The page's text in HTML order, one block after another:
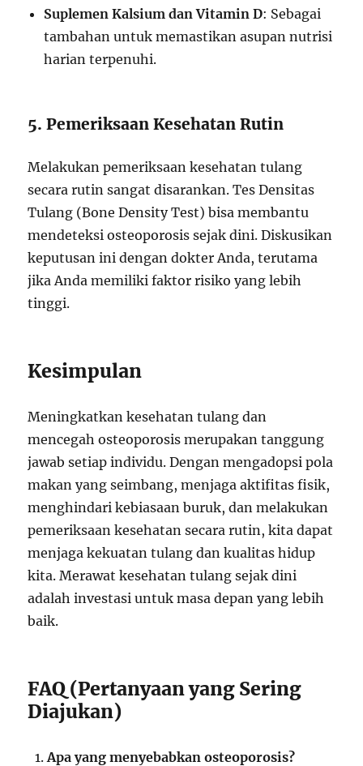
Suplemen Kalsium dan Vitamin D: Sebagai
tambahan untuk memastikan asupan nutrisi
harian terpenuhi.
5. Pemeriksaan Kesehatan Rutin
Melakukan pemeriksaan kesehatan tulang
secara rutin sangat disarankan. Tes Densitas
Tulang (Bone Density Test) bisa membantu
mendeteksi osteoporosis sejak dini. Diskusikan
keputusan ini dengan dokter Anda, terutama
jika Anda memiliki faktor risiko yang lebih
tinggi.
Kesimpulan
Meningkatkan kesehatan tulang dan
mencegah osteoporosis merupakan tanggung
jawab setiap individu. Dengan mengadopsi pola
makan yang seimbang, menjaga aktifitas fisik,
menghindari kebiasaan buruk, dan melakukan
pemeriksaan kesehatan secara rutin, kita dapat
menjaga kekuatan tulang dan kualitas hidup
kita. Merawat kesehatan tulang sejak dini
adalah investasi untuk masa depan yang lebih
baik.
FAQ (Pertanyaan yang Sering
Diajukan)
Apa yang menyebabkan osteoporosis?